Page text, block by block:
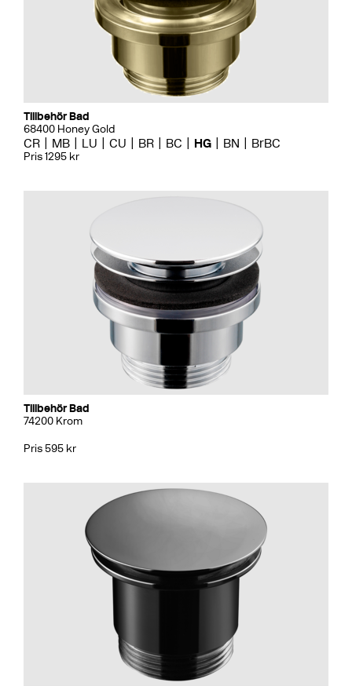
Tillbehör Bad
68400 Honey Gold
CR MB LU CU BR BC HG BN BrBC
Pris 1295 kr
Tillbehör Bad
74200 Krom
Pris 595 kr